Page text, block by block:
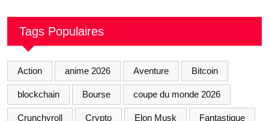
Tags Populaires
Action anime 2026 Aventure Bitcoin
blockchain Bourse coupe du monde 2026
Crunchyroll Crypto Elon Musk Fantastique